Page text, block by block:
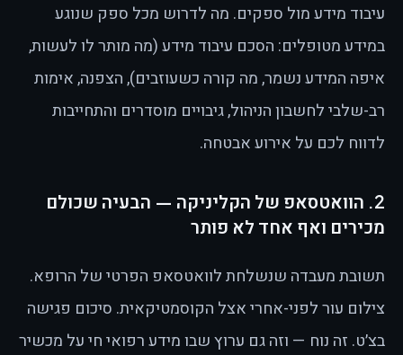
עיבוד מידע מול ספקים. מה לדרוש מכל ספק שנוגע
במידע מטופלים: הסכם עיבוד מידע (מה מותר לו לעשות,
איפה המידע נשמר, מה קורה כשעוזבים), הצפנה, אימות
רב-שלבי לחשבון הניהול, גיבויים מוסדרים והתחייבות
לדווח לכם על אירוע אבטחה.
2. הוואטסאפ של הקליניקה — הבעיה שכולם
מכירים ואף אחד לא פותר
תשובת מעבדה שנשלחת לוואטסאפ הפרטי של הרופא.
צילום עור לפני-אחרי אצל הקוסמטיקאית. סיכום פגישה
בצ׳ט. זה נוח — וזה גם ערוץ שבו מידע רפואי חי על מכשיר